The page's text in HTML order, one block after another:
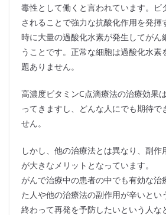
毒性として働くと言われています。ビ
されることで強力な抗酸化作用を発揮
時に大量の過酸化水素が発生してがん
うことです。正常な細胞は過酸化水素
題ありません。
高濃度ビタミンC点滴療法の治療効果
ってきますし、どんな人にでも期待で
せん。
しかし、他の治療法とは異なり、副作
が大きなメリットとなっています。
がんで治療中の患者の中でも有効な治
た人や他の治療法の副作用が辛いとい
終わって再発を予防したいという人な